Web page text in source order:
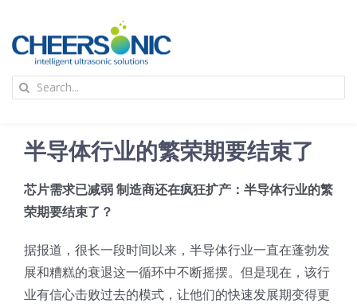
content
应用
超声波设备
技术及原理
Search
半导体行业的繁荣期要结束了
芯片需求已减弱 制造商还在疯狂扩产：半导体行业的繁
荣期要结束了？
据报道，很长一段时间以来，半导体行业一直在蓬勃发
展和糟糕的衰退这一循环中不断摇摆。但是现在，该行
业有信心击败过去的模式，让他们的快速发展期变得更